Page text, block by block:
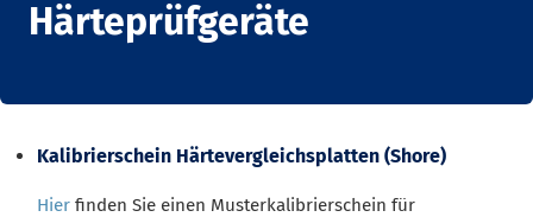
Härteprüfgeräte
Kalibrierschein Härtevergleichsplatten (Shore)
Hier finden Sie einen Musterkalibrierschein für